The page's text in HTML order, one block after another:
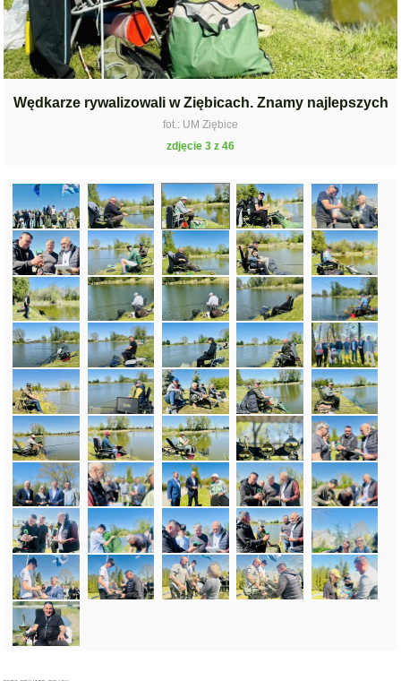
Wędkarze rywalizowali w Ziębicach. Znamy najlepszych
fot.: UM Ziębice
zdjęcie 3 z 46